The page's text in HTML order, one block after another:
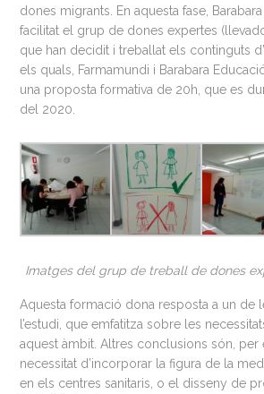
dones migrants. En aquesta fase,
facilitat el grup de dones expertes
que han decidit i treballat els continguts
els quals, Farmamundi i Barabara
una proposta formativa de 20h, que es
del 2020.
Imatges del grup de treball de dones
Aquesta formació dona resposta a un de
l’estudi, que emfatitza sobre les
aquest àmbit. Altres conclusions són, per
necessitat d’incorporar la figura de la
en els centres sanitaris, o el disseny de